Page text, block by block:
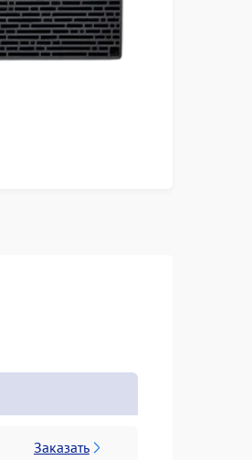
Заказать